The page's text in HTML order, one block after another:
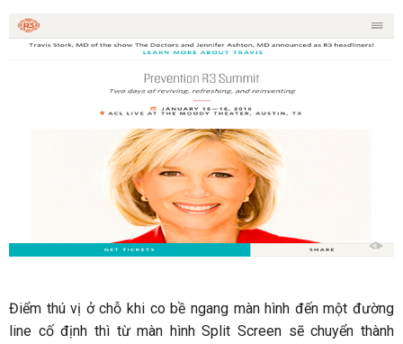
Điểm thú vị ở chỗ khi co bề ngang màn hình đến một đường
line cố định thì từ màn hình Split Screen sẽ chuyển thành